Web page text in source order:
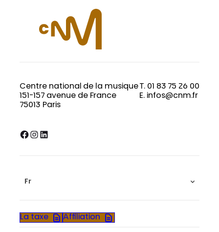
Centre national de la musique
151-157 avenue de France
75013 Paris
T. 01 83 75 26 00
E. infos@cnm.fr
Facebook InstagramLinkedIn
Fr
La taxe Affiliation